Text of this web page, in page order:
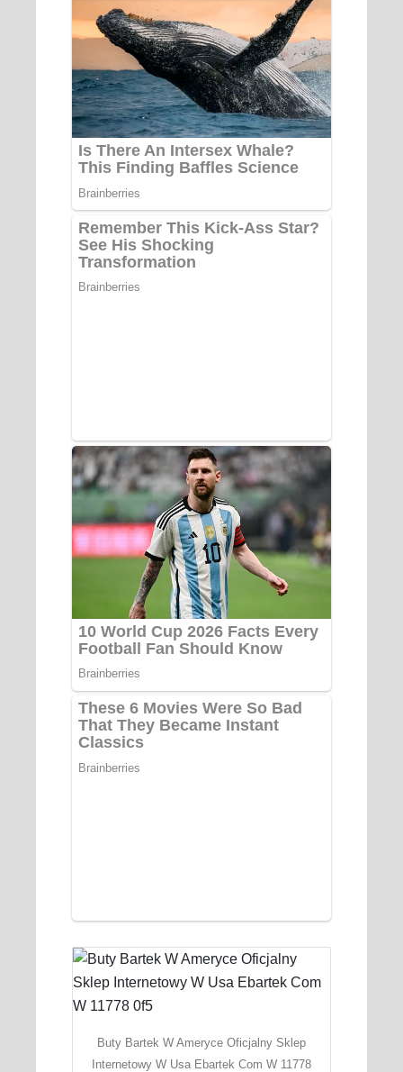
Buty Bartek W Ameryce Oficjalny Sklep
Internetowy W Usa Ebartek Com W 11778